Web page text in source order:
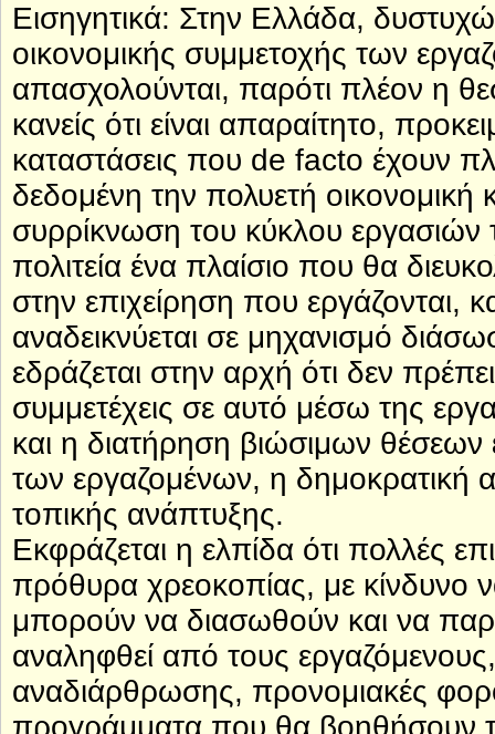
Εισηγητικά: Στην Ελλάδα,
οικονομικής συμμετοχής των
απασχολούνται, παρότι πλέον η
κανείς ότι είναι απαραίτητο,
καταστάσεις που de facto έχουν
δεδομένη την πολυετή
συρρίκνωση του κύκλου εργασιών
πολιτεία ένα πλαίσιο που θα
στην επιχείρηση που εργάζονται,
αναδεικνύεται σε μηχανισμό
εδράζεται στην αρχή ότι δεν
συμμετέχεις σε αυτό μέσω της
και η διατήρηση βιώσιμων
των εργαζομένων, η δημοκρατική
τοπικής ανάπτυξης.
Εκφράζεται η ελπίδα ότι πολλές
πρόθυρα χρεοκοπίας, με κίνδυνο
μπορούν να διασωθούν και να
αναληφθεί από τους
αναδιάρθρωσης, προνομιακές
προγράμματα που θα βοηθήσουν